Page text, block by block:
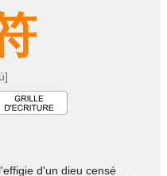
d'un dieu censé